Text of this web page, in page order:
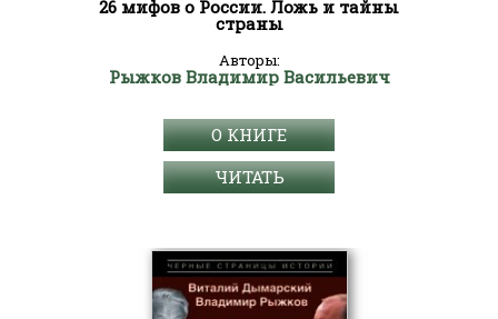
26 мифов о России. Ложь и тайны
страны
Авторы:
Рыжков Владимир Васильевич
О КНИГЕ
ЧИТАТЬ